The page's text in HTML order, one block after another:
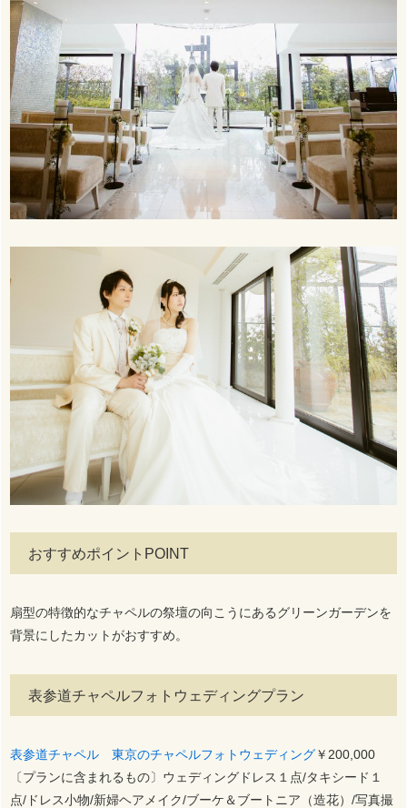
おすすめポイントPOINT
扇型の特徴的なチャペルの祭壇の向こうにあるグリーンガーデンを
背景にしたカットがおすすめ。
表参道チャペルフォトウェディングプラン
表参道チャペル 東京のチャペルフォトウェディング￥200,000
〔プランに含まれるもの〕ウェディングドレス１点/タキシード１
点/ドレス小物/新婦ヘアメイク/ブーケ＆ブートニア（造花）/写真撮